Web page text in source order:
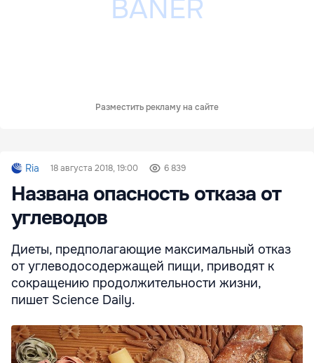
Разместить рекламу на сайте
Ria 18 августа 2018, 19:00 6 839
Названа опасность отказа от
углеводов
Диеты, предполагающие максимальный отказ
от углеводосодержащей пищи, приводят к
сокращению продолжительности жизни,
пишет Science Daily.